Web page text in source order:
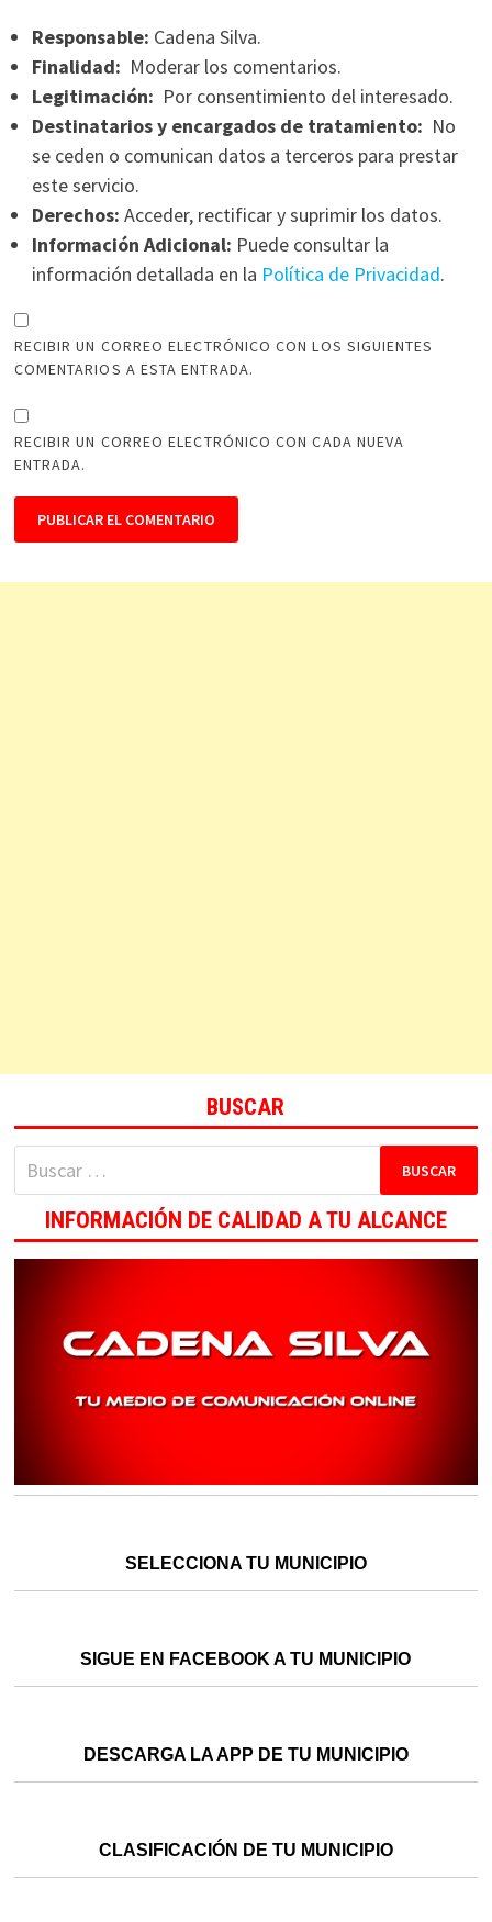
Responsable: Cadena Silva.
Finalidad: Moderar los comentarios.
Legitimación: Por consentimiento del interesado.
Destinatarios y encargados de tratamiento: No
se ceden o comunican datos a terceros para prestar
este servicio.
Derechos: Acceder, rectificar y suprimir los datos.
Información Adicional: Puede consultar la
información detallada en la Política de Privacidad.
RECIBIR UN CORREO ELECTRÓNICO CON LOS SIGUIENTES
COMENTARIOS A ESTA ENTRADA.
RECIBIR UN CORREO ELECTRÓNICO CON CADA NUEVA
ENTRADA.
BUSCAR
Buscar:
INFORMACIÓN DE CALIDAD A TU ALCANCE
SELECCIONA TU MUNICIPIO
SIGUE EN FACEBOOK A TU MUNICIPIO
DESCARGA LA APP DE TU MUNICIPIO
CLASIFICACIÓN DE TU MUNICIPIO